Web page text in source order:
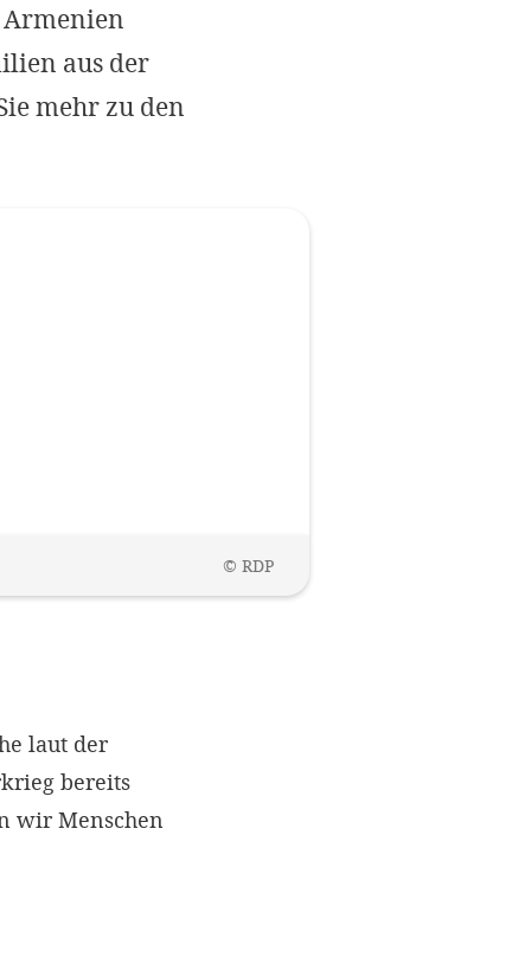
Armenien
aus der
mehr zu den
© RDP
laut der
bereits
wir Menschen
OPTIONALE ABLEHNEN